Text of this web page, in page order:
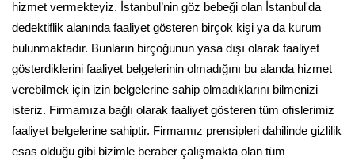
hizmet vermekteyiz. İstanbul’nin göz bebeği olan İstanbul'da
dedektiflik alanında faaliyet gösteren birçok kişi ya da kurum
bulunmaktadır. Bunların birçoğunun yasa dışı olarak faaliyet
gösterdiklerini faaliyet belgelerinin olmadığını bu alanda hizmet
verebilmek için izin belgelerine sahip olmadıklarını bilmenizi
isteriz. Firmamıza bağlı olarak faaliyet gösteren tüm ofislerimiz
faaliyet belgelerine sahiptir. Firmamız prensipleri dahilinde gizlilik
esas olduğu gibi bizimle beraber çalışmakta olan tüm